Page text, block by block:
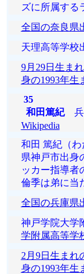
ズに所属する
全国の奈良県
天理高等学
9月29日生ま
身の1993年生
35
和田篤紀兵
Wikipedia
和田 篤紀（わ
県神戸市出身
ッカー指導者
倫季は弟に当
全国の兵庫県
神戸学院大
学附属高等学
2月9日生まれ
身の1993年生